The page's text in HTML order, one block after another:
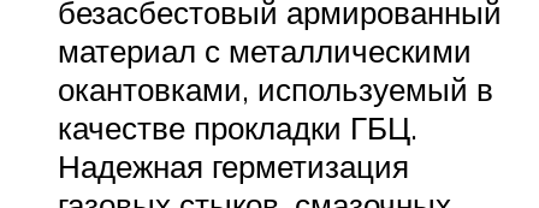
безасбестовый армированный
материал с металлическими
окантовками, используемый в
качестве прокладки ГБЦ.
Надежная герметизация